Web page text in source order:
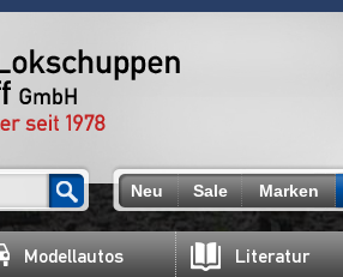
Neu Sale Marken
Modellautos Literatur